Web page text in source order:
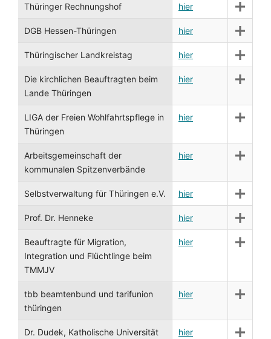
Thüringer Rechnungshof hier
DGB Hessen-Thüringen hier
Thüringischer Landkreistag hier
Die kirchlichen Beauftragten beim
Lande Thüringen
hier
LIGA der Freien Wohlfahrtspflege in
Thüringen
hier
Arbeitsgemeinschaft der
kommunalen Spitzenverbände
hier
Selbstverwaltung für Thüringen e.V. hier
Prof. Dr. Henneke hier
Beauftragte für Migration,
Integration und Flüchtlinge beim
TMMJV
hier
tbb beamtenbund und tarifunion
thüringen
hier
Dr. Dudek, Katholische Universität
hier